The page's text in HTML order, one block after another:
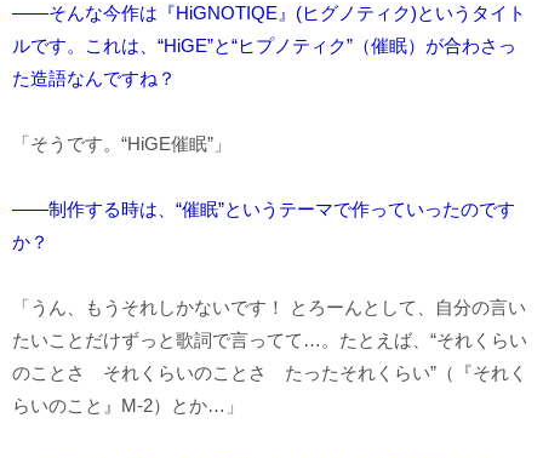
――そんな今作は『HiGNOTIQE』(ヒグノティク)というタイト
ルです。これは、“HiGE”と“ヒプノティク”（催眠）が合わさっ
た造語なんですね？
「そうです。“HiGE催眠”」
――制作する時は、“催眠”というテーマで作っていったのです
か？
「うん、もうそれしかないです！ とろーんとして、自分の言い
たいことだけずっと歌詞で言ってて…。たとえば、“それくらい
のことさ それくらいのことさ たったそれくらい”（『それく
らいのこと』M-2）とか…」